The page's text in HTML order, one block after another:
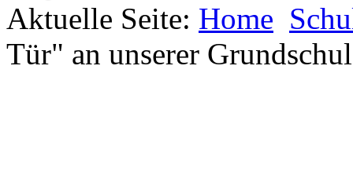
Aktuelle Seite: Home
Tür" an unserer